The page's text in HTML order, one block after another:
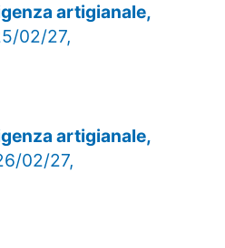
artigianale,
02/27,
artigianale,
02/27,